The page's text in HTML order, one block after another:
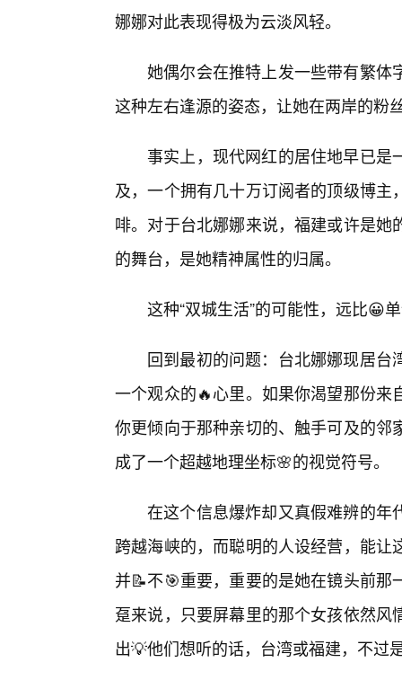
娜娜对此表现得极为云淡风轻。
她偶尔会在推特上发一些带有繁体
这种左右逢源的姿态，让她在两岸的粉
事实上，现代网红的居住地早已是
及，一个拥有几十万订阅者的顶级博
啡。对于台北娜娜来说，福建或许是
的舞台，是她精神属性的归属。
这种“双城生活”的可能性，远比😀
回到最初的问题：台北娜娜现居
一个观众的🔥心里。如果你渴望那份
你更倾向于那种亲切的、触手可及的
成了一个超越地理坐标🌸的视觉符号。
在这个信息爆炸却又真假难辨的年
跨越海峡的，而聪明的人设经营，能
并📝不🎯重要，重要的是她在镜头前
趸来说，只要屏幕里的那个女孩依然
出💡他们想听的话，台湾或福建，不过